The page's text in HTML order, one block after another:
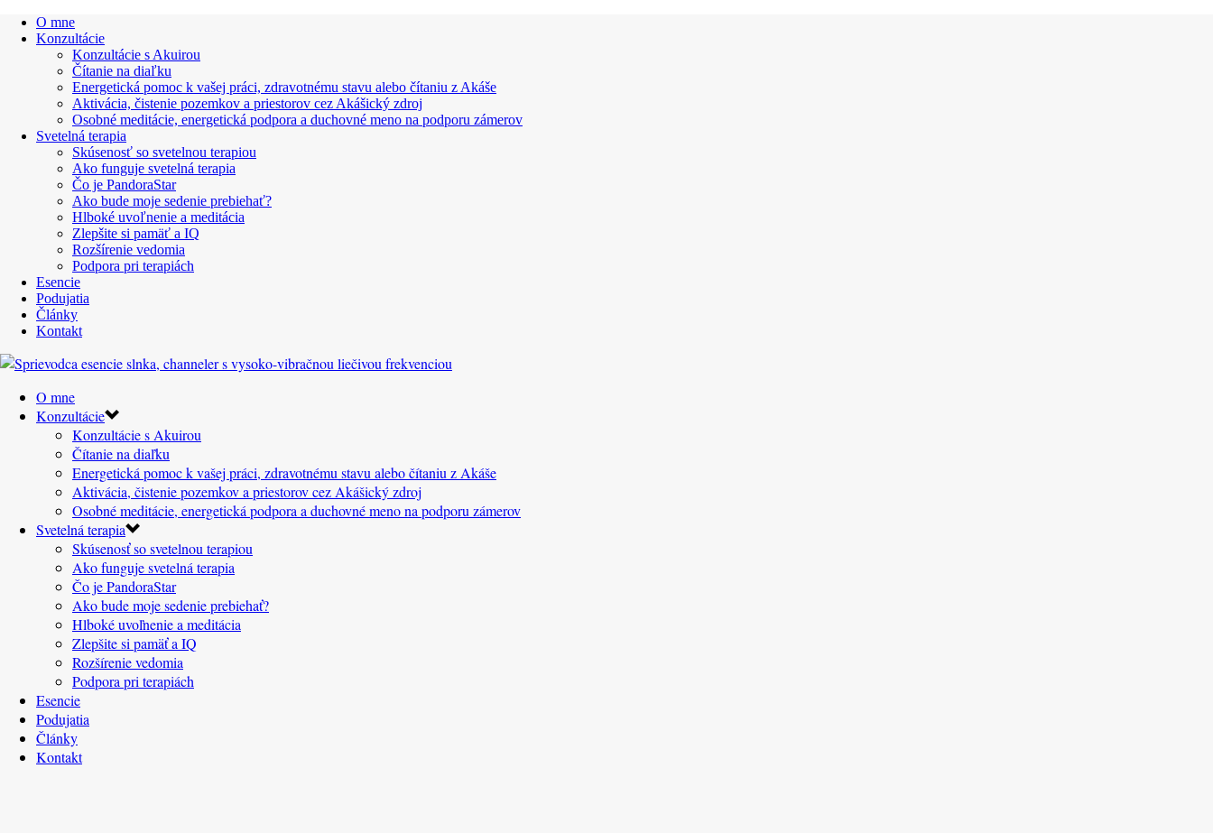
O mne
Konzultácie
Konzultácie s Akuirou
Čítanie na diaľku
Energetická pomoc k vašej práci, zdravotnému stavu alebo čítaniu z Akáše
Aktivácia, čistenie pozemkov a priestorov cez Akášický zdroj
Osobné meditácie, energetická podpora a duchovné meno na podporu zámerov
Svetelná terapia
Skúsenosť so svetelnou terapiou
Ako funguje svetelná terapia
Čo je PandoraStar
Ako bude moje sedenie prebiehať?
Hlboké uvoľnenie a meditácia
Zlepšite si pamäť a IQ
Rozšírenie vedomia
Podpora pri terapiách
Esencie
Podujatia
Články
Kontakt
O mne
Konzultácie
Konzultácie s Akuirou
Čítanie na diaľku
Energetická pomoc k vašej práci, zdravotnému stavu alebo čítaniu z Akáše
Aktivácia, čistenie pozemkov a priestorov cez Akášický zdroj
Osobné meditácie, energetická podpora a duchovné meno na podporu zámerov
Svetelná terapia
Skúsenosť so svetelnou terapiou
Ako funguje svetelná terapia
Čo je PandoraStar
Ako bude moje sedenie prebiehať?
Hlboké uvoľnenie a meditácia
Zlepšite si pamäť a IQ
Rozšírenie vedomia
Podpora pri terapiách
Esencie
Podujatia
Články
Kontakt